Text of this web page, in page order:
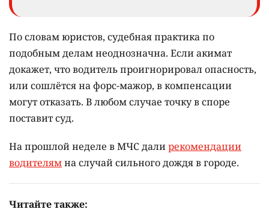
По словам юристов, судебная практика по
подобным делам неоднозначна. Если акимат
докажет, что водитель проигнорировал опасность,
или сошлётся на форс-мажор, в компенсации
могут отказать. В любом случае точку в споре
поставит суд.
На прошлой неделе в МЧС далирекомендации
водителямна случай сильного дождя в городе.
Читайте также: